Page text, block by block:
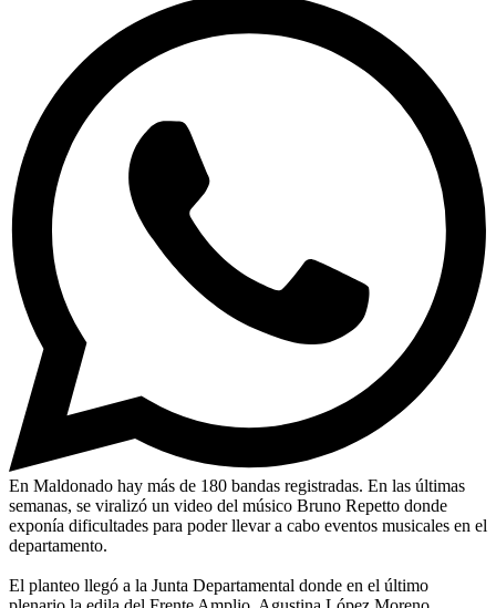
En Maldonado hay más de 180 bandas registradas. En las últimas
semanas, se viralizó un video del músico Bruno Repetto donde
exponía dificultades para poder llevar a cabo eventos musicales en el
departamento.
El planteo llegó a la Junta Departamental donde en el último